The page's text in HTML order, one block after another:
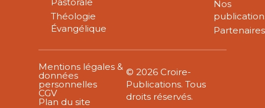
Pastorale
Théologie
Évangélique
Nos
Partenaires
Mentions légales &
données
personnelles
CGV
Plan du site
© 2026 Croire-
Publications. Tous
droits réservés.